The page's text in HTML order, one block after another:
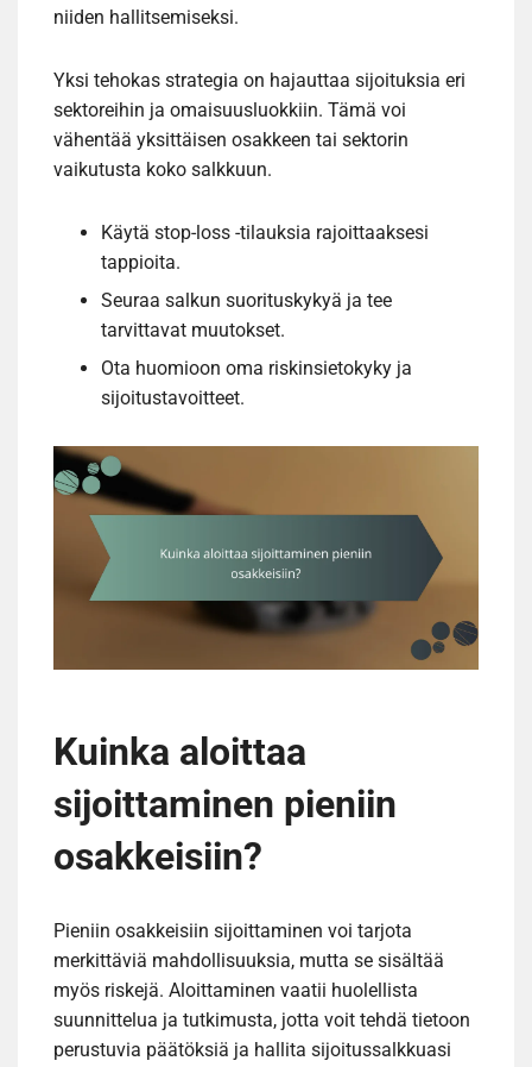
niiden hallitsemiseksi.
Yksi tehokas strategia on hajauttaa sijoituksia eri
sektoreihin ja omaisuusluokkiin. Tämä voi
vähentää yksittäisen osakkeen tai sektorin
vaikutusta koko salkkuun.
Käytä stop-loss -tilauksia rajoittaaksesi
tappioita.
Seuraa salkun suorituskykyä ja tee
tarvittavat muutokset.
Ota huomioon oma riskinsietokyky ja
sijoitustavoitteet.
Kuinka aloittaa
sijoittaminen pieniin
osakkeisiin?
Pieniin osakkeisiin sijoittaminen voi tarjota
merkittäviä mahdollisuuksia, mutta se sisältää
myös riskejä. Aloittaminen vaatii huolellista
suunnittelua ja tutkimusta, jotta voit tehdä tietoon
perustuvia päätöksiä ja hallita sijoitussalkkuasi